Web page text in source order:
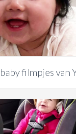
filmpjes van